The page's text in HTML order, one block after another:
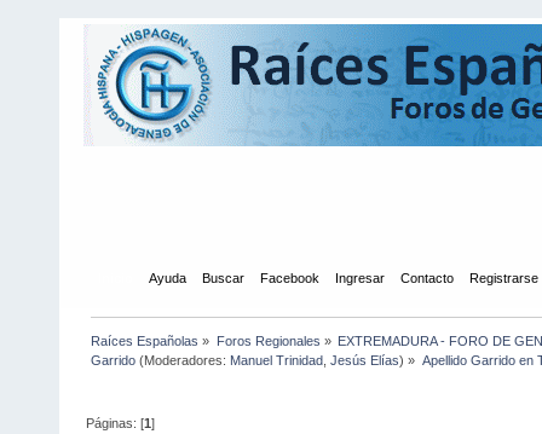
Ayuda Buscar Facebook Ingresar Contacto Registrarse
Raíces Españolas » Foros Regionales » EXTREMADURA - FORO DE
Garrido (Moderadores: Manuel Trinidad ,Jesús Elías) » Apellido Garrido en
Páginas: [1]